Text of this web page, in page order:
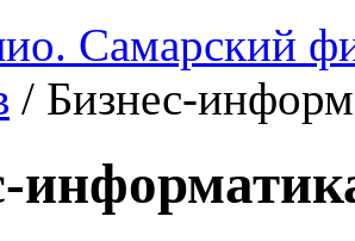
Самарский
/ Бизнес-